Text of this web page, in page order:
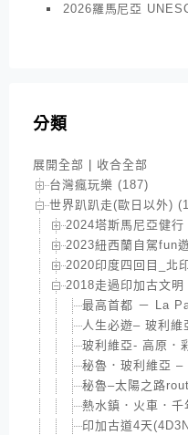
2026羅馬尼亞
分類
展開全部
收合全部
台灣瘋玩樂 (187)
世界趴趴走(歐日以外)
2024塔斯馬尼亞健行
2023紐西蘭自駕fun
2020印度四回目_北
2018走過印加古文明
最高首都 － La
人生必遊– 玻利
玻利維亞- 高原．
秘魯．玻利維亞 –
秘魯–太陽之路
熱水鎮．火車．
印加古道4天